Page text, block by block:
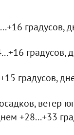
градусов,
градусов,
градусов,
ветер
+28...+33